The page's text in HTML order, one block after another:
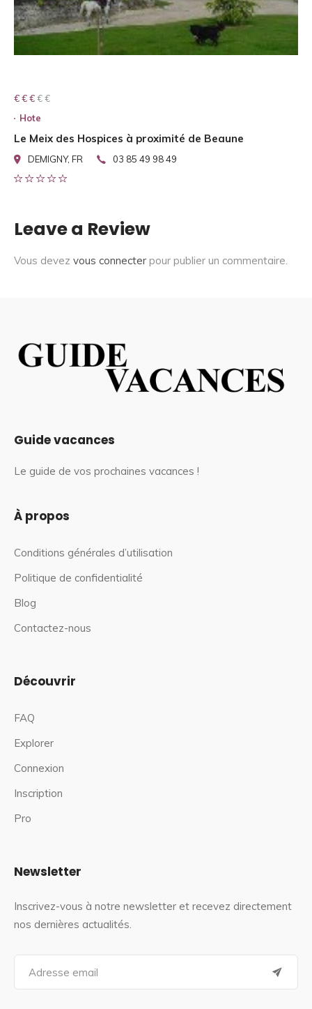
€ € € € €
€ € €
Hote
Le Meix des Hospices à proximité de Beaune
DEMIGNY, FR 03 85 49 98 49
Leave a Review
Vous devez vous connecter pour publier un commentaire.
Guide vacances
Le guide de vos prochaines vacances !
À propos
Conditions générales d’utilisation
Politique de confidentialité
Blog
Contactez-nous
Découvrir
FAQ
Explorer
Connexion
Inscription
Pro
Newsletter
Inscrivez-vous à notre newsletter et recevez directement
nos dernières actualités.
a